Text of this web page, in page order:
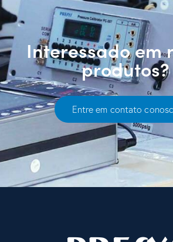
Interessado em
produtos?
Entre em contato